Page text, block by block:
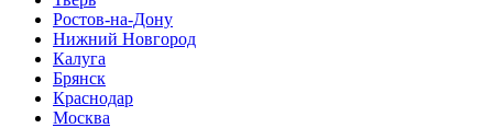
Ростов-на-Дону
Нижний Новгород
Калуга
Брянск
Краснодар
Москва